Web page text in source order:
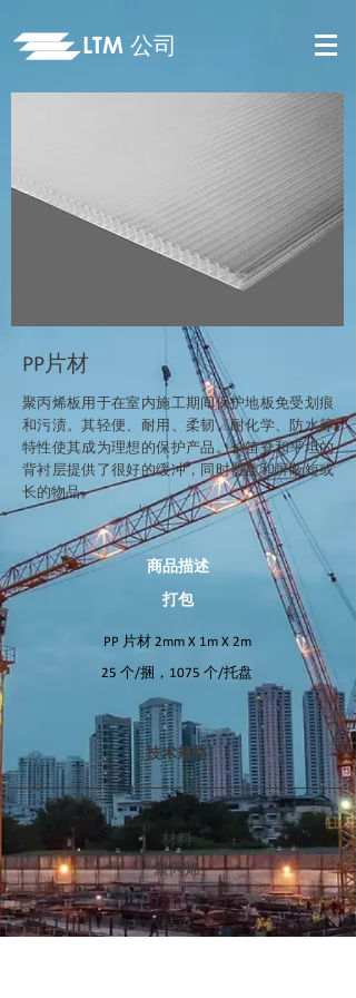
LTM 公司
PP片材
聚丙烯板用于在室内施工期间保护地板免受划痕
和污渍。其轻便、耐用、柔韧、耐化学、防水等
特性使其成为理想的保护产品。长笛脊和平坦的
背衬层提供了很好的缓冲，同时覆盖和屏蔽短或
长的物品。
商品描述
打包
PP 片材 2mm X 1m X 2m
25 个/捆，1075 个/托盘
技术规格
材料
聚丙烯
结束